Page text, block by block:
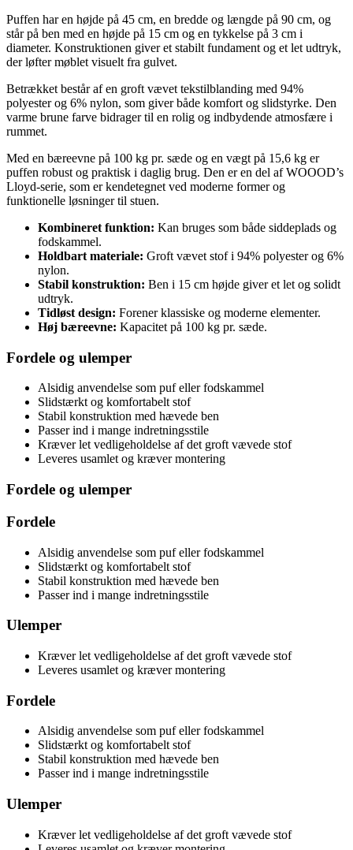
Puffen har en højde på 45 cm, en bredde og længde på 90 cm, og
står på ben med en højde på 15 cm og en tykkelse på 3 cm i
diameter. Konstruktionen giver et stabilt fundament og et let udtryk,
der løfter møblet visuelt fra gulvet.
Betrækket består af en groft vævet tekstilblanding med 94%
polyester og 6% nylon, som giver både komfort og slidstyrke. Den
varme brune farve bidrager til en rolig og indbydende atmosfære i
rummet.
Med en bæreevne på 100 kg pr. sæde og en vægt på 15,6 kg er
puffen robust og praktisk i daglig brug. Den er en del af WOOOD’s
Lloyd-serie, som er kendetegnet ved moderne former og
funktionelle løsninger til stuen.
Kombineret funktion: Kan bruges som både siddeplads og
fodskammel.
Holdbart materiale: Groft vævet stof i 94% polyester og 6%
nylon.
Stabil konstruktion: Ben i 15 cm højde giver et let og solidt
udtryk.
Tidløst design: Forener klassiske og moderne elementer.
Høj bæreevne: Kapacitet på 100 kg pr. sæde.
Fordele og ulemper
Alsidig anvendelse som puf eller fodskammel
Slidstærkt og komfortabelt stof
Stabil konstruktion med hævede ben
Passer ind i mange indretningsstile
Kræver let vedligeholdelse af det groft vævede stof
Leveres usamlet og kræver montering
Fordele og ulemper
Fordele
Alsidig anvendelse som puf eller fodskammel
Slidstærkt og komfortabelt stof
Stabil konstruktion med hævede ben
Passer ind i mange indretningsstile
Ulemper
Kræver let vedligeholdelse af det groft vævede stof
Leveres usamlet og kræver montering
Fordele
Alsidig anvendelse som puf eller fodskammel
Slidstærkt og komfortabelt stof
Stabil konstruktion med hævede ben
Passer ind i mange indretningsstile
Ulemper
Kræver let vedligeholdelse af det groft vævede stof